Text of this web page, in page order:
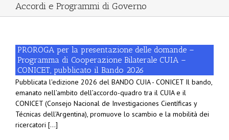
Accordi e Programmi di Governo
PROROGA per la presentazione delle domande –
Programma di Cooperazione Bilaterale CUIA –
CONICET, pubblicato il Bando 2026
Pubblicata l'edizione 2026 del BANDO CUIA - CONICET Il bando,
emanato nell’ambito dell’accordo-quadro tra il CUIA e il
CONICET (Consejo Nacional de Investigaciones Científicas y
Técnicas dell'Argentina), promuove lo scambio e la mobilità dei
ricercatori [...]